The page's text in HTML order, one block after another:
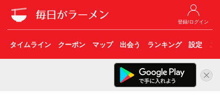
登録/ログイン
タイムライン クーポン マップ 出会う ランキング 設定 こ